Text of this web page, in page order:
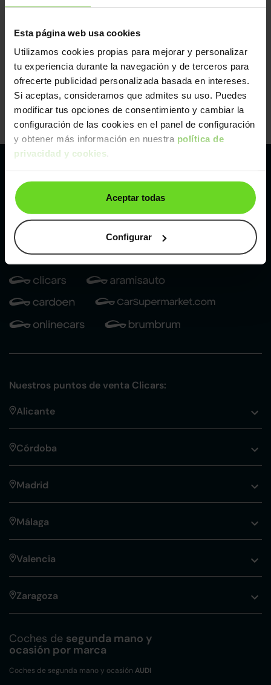
Esta página web usa cookies
Utilizamos cookies propias para mejorar y personalizar
tu experiencia durante la navegación y de terceros para
ofrecerte publicidad personalizada basada en intereses.
Si aceptas, consideramos que admites su uso. Puedes
modificar tus opciones de consentimiento y cambiar la
configuración de las cookies en el panel de configuración
y obtener más información en nuestra política de
privacidad y cookies.
Aceptar todas
Configurar
Pertenecemos al líder europeo de
compraventa de coches online
Con sede en: España, Francia, Bélgica, Reino Unido, Austria
e Italia.
¡Vendemos 1 coche por minuto!
Nuestros puntos de venta Clicars:
Alicante
Córdoba
Madrid
Málaga
Valencia
Zaragoza
Coches de segunda mano y
ocasión por marca
Coches de segunda mano y ocasión AUDI